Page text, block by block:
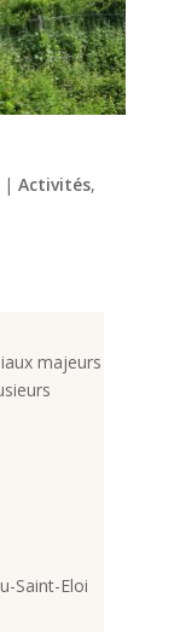
| Activités,
majeurs
Saint-Eloi